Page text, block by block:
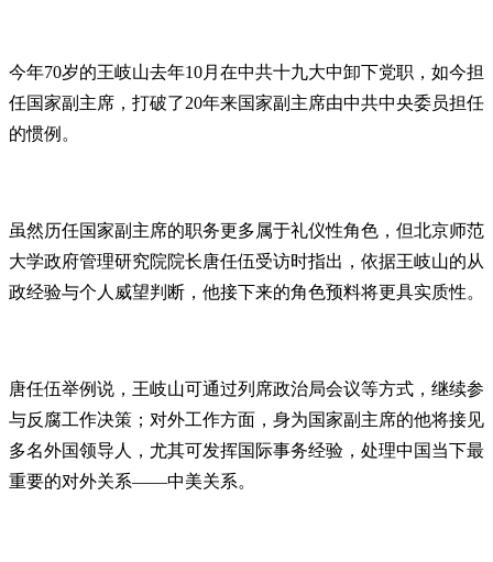
今年70岁的王岐山去年10月在中共十九大中卸下党职，如今担
任国家副主席，打破了20年来国家副主席由中共中央委员担任
的惯例。
虽然历任国家副主席的职务更多属于礼仪性角色，但北京师范
大学政府管理研究院院长唐任伍受访时指出，依据王岐山的从
政经验与个人威望判断，他接下来的角色预料将更具实质性。
唐任伍举例说，王岐山可通过列席政治局会议等方式，继续参
与反腐工作决策；对外工作方面，身为国家副主席的他将接见
多名外国领导人，尤其可发挥国际事务经验，处理中国当下最
重要的对外关系——中美关系。